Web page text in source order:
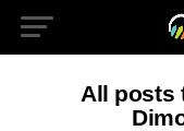
All posts